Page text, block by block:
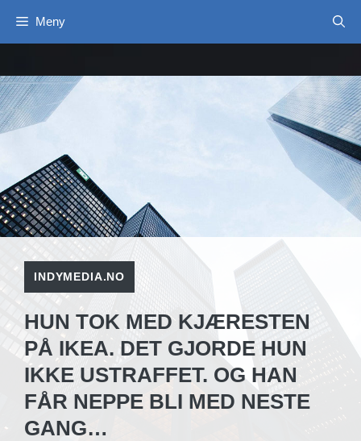
Meny
INDYMEDIA.NO
HUN TOK MED KJÆRESTEN
PÅ IKEA. DET GJORDE HUN
IKKE USTRAFFET. OG HAN
FÅR NEPPE BLI MED NESTE
GANG…